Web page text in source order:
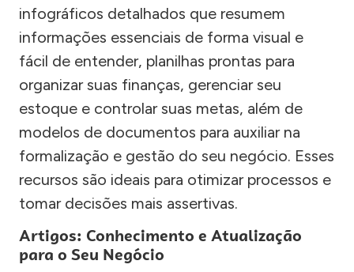
infográficos detalhados que resumem
informações essenciais de forma visual e
fácil de entender, planilhas prontas para
organizar suas finanças, gerenciar seu
estoque e controlar suas metas, além de
modelos de documentos para auxiliar na
formalização e gestão do seu negócio. Esses
recursos são ideais para otimizar processos e
tomar decisões mais assertivas.
Artigos: Conhecimento e Atualização
para o Seu Negócio